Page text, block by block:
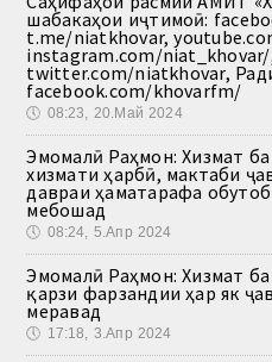
шабакаҳои иҷтимоӣ:
t.me/niatkhovar,
instagram.com/
twitter.com/niatkhovar,
facebook.com/khovarfm/
🕔 08:23, 20.Май 2024
Эмомалӣ Раҳмон: Хизмат
хизмати ҳарбӣ, мактаби
давраи ҳаматарафа
мебошад
🕔 08:24, 5.Апр 2024
Эмомалӣ Раҳмон: Хизмат
қарзи фарзандии ҳар як
меравад
🕔 17:18, 3.Апр 2024